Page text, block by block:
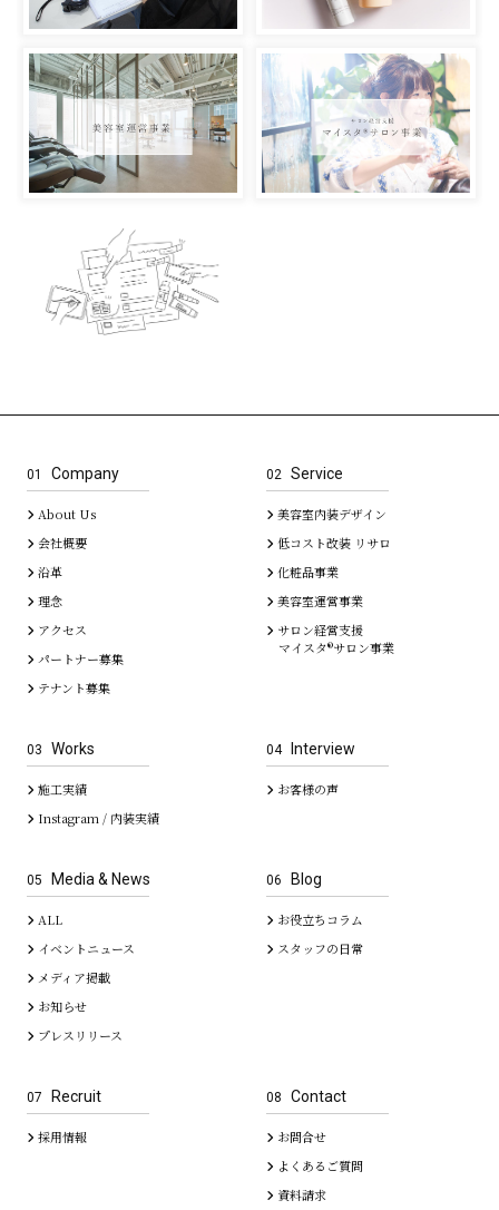
01 Company
About Us
会社概要
沿革
理念
アクセス
パートナー募集
テナント募集
02 Service
美容室内装デザイン
低コスト改装 リサロ
化粧品事業
美容室運営事業
サロン経営支援
マイスタ®サロン事業
03 Works
施工実績
Instagram / 内装実績
04 Interview
お客様の声
05 Media & News
ALL
イベントニュース
メディア掲載
お知らせ
プレスリリース
06 Blog
お役立ちコラム
スタッフの日常
07 Recruit
採用情報
08 Contact
お問合せ
よくあるご質問
資料請求